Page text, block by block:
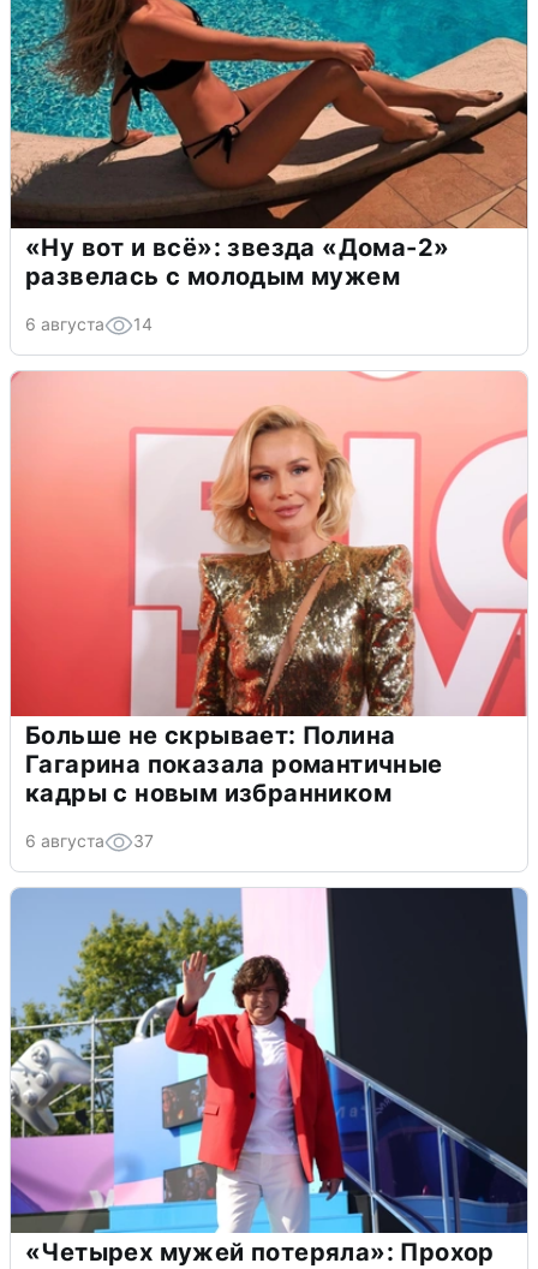
«Ну вот и всё»: звезда «Дома-2»
развелась с молодым мужем
6 августа 14
Больше не скрывает: Полина
Гагарина показала романтичные
кадры с новым избранником
6 августа 37
«Четырех мужей потеряла»: Прохор